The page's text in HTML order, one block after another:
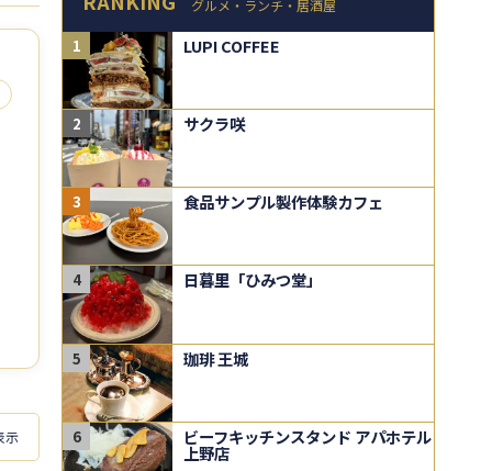
示
グルメ・ランチ・居酒屋
1 LUPI COFFEE
2 サクラ咲
3 食品サンプル製作体験カフェ
4 日暮里「ひみつ堂」
5 珈琲 王城
6 ビーフキッチンスタンド アパホテル
上野店